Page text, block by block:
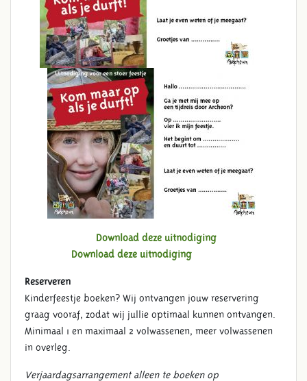
KINDERFEESTJE
Download deze uitnodiging
Download deze uitnodiging
Reserveren
Kinderfeestje boeken? Wij ontvangen jouw reservering
graag vooraf, zodat wij jullie optimaal kunnen ontvangen.
Minimaal 1 en maximaal 2 volwassenen, meer volwassenen
in overleg.
Verjaardagsarrangement alleen te boeken op